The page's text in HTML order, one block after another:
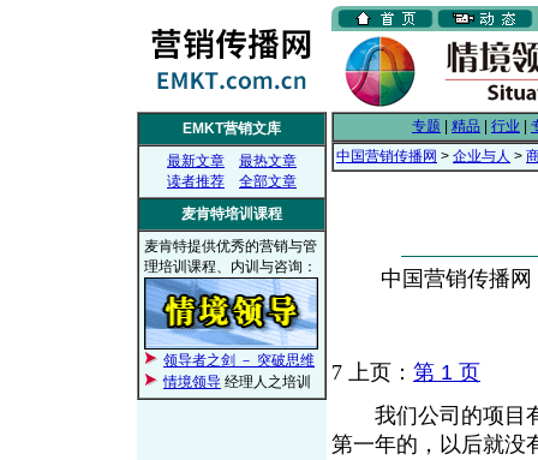
EMKT营销文库
最新文章
最热文章
读者推荐
全部文章
麦肯特培训课程
麦肯特提供优秀的营销与管
理培训课程、内训与咨询：
领导者之剑 － 突破思维
情境领导 经理人之培训
专题 精品 行业
中国营销传播网 > 企业与人 >
中国营销传播
7 上页： 第 1 页
我们公司的项目有
第一年的，以后就没